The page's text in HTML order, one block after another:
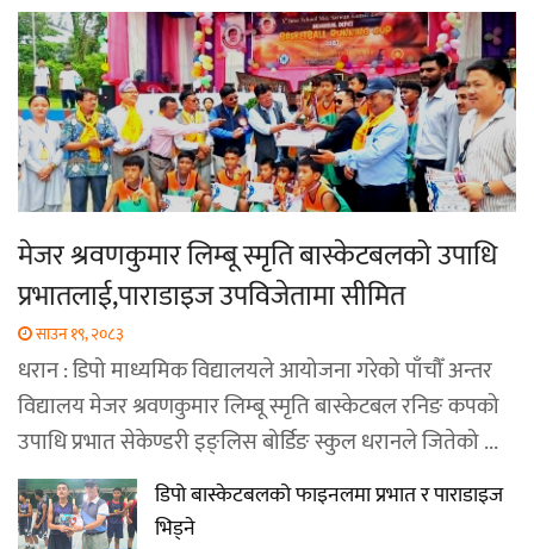
मेजर श्रवणकुमार लिम्बू स्मृति बास्केटबलको उपाधि
प्रभातलाई,पाराडाइज उपविजेतामा सीमित
साउन १९, २०८३
धरान : डिपो माध्यमिक विद्यालयले आयोजना गरेको पाँचौँ अन्तर
विद्यालय मेजर श्रवणकुमार लिम्बू स्मृति बास्केटबल रनिङ कपको
उपाधि प्रभात सेकेण्डरी इङ्लिस बोर्डिङ स्कुल धरानले जितेको ...
डिपो बास्केटबलको फाइनलमा प्रभात र पाराडाइज
भिड्ने